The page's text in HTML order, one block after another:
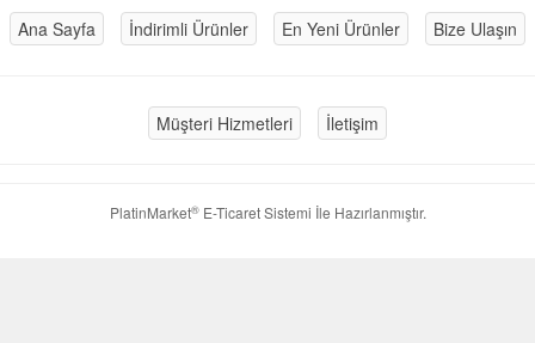
Ana Sayfa İndirimli Ürünler En Yeni Ürünler Bize Ulaşın
Müşteri Hizmetleri İletişim
PlatinMarket®E-Ticaret Sistemi İle Hazırlanmıştır.